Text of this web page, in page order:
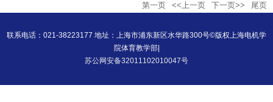
第一页 <<上一页 下一页>> 尾页
联系电话：021-38223177 地址：上海市浦东新区水华路300号©版权上海电机学
院体育教学部|
苏公网安备32011102010047号